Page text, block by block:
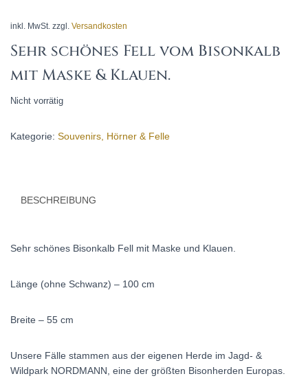
inkl. MwSt. zzgl. Versandkosten
Sehr schönes Fell vom Bisonkalb
mit Maske & Klauen.
Nicht vorrätig
Kategorie: Souvenirs, Hörner & Felle
BESCHREIBUNG
Sehr schönes Bisonkalb Fell mit Maske und Klauen.
Länge (ohne Schwanz) – 100 cm
Breite – 55 cm
Unsere Fälle stammen aus der eigenen Herde im Jagd- &
Wildpark NORDMANN, eine der größten Bisonherden Europas.